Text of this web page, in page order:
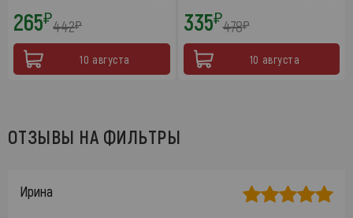
265₽442₽
10 августа
335₽478₽
10 августа
ОТЗЫВЫ НА ФИЛЬТРЫ
Ирина